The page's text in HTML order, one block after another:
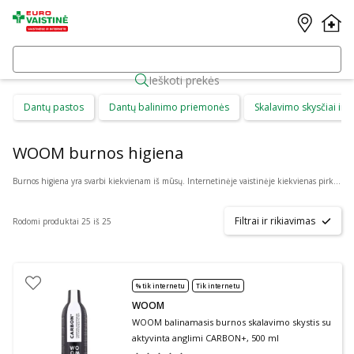
Ieškoti prekės
Dantų pastos Dantų balinimo priemonės Skalavimo skysčiai ir
WOOM burnos higiena
Burnos higiena yra svarbi kiekvienam iš mūsų. Internetinėje vaistinėje kiekvienas pirkėjas gali rasti daug skirtingų burnos higienos priemonių suaugusiems ir vaikams. Čia galima patogiai pirkti: dantų priežiūros priemones, kaip dantų pasta ar skalavimo skystis, dantų šepetėlius ir irigatorius, protezus ir plokštelių priežiūros priemones bei skirtingus gelius ar tepalus.
Rodomi produktai 25 iš 25 Filtrai ir rikiavimas
% tik internetu Tik internetu
WOOM
WOOM balinamasis burnos skalavimo skystis su
aktyvinta anglimi CARBON+, 500 ml